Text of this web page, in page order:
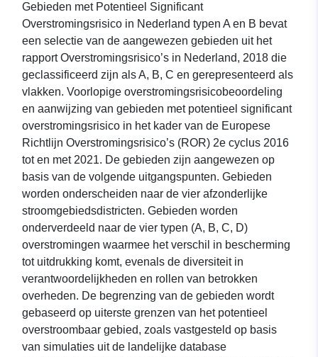
Gebieden met Potentieel Significant
Overstromingsrisico in Nederland typen A en B bevat
een selectie van de aangewezen gebieden uit het
rapport Overstromingsrisico’s in Nederland, 2018 die
geclassificeerd zijn als A, B, C en gerepresenteerd als
vlakken. Voorlopige overstromingsrisicobeoordeling
en aanwijzing van gebieden met potentieel significant
overstromingsrisico in het kader van de Europese
Richtlijn Overstromingsrisico’s (ROR) 2e cyclus 2016
tot en met 2021. De gebieden zijn aangewezen op
basis van de volgende uitgangspunten. Gebieden
worden onderscheiden naar de vier afzonderlijke
stroomgebiedsdistricten. Gebieden worden
onderverdeeld naar de vier typen (A, B, C, D)
overstromingen waarmee het verschil in bescherming
tot uitdrukking komt, evenals de diversiteit in
verantwoordelijkheden en rollen van betrokken
overheden. De begrenzing van de gebieden wordt
gebaseerd op uiterste grenzen van het potentieel
overstroombaar gebied, zoals vastgesteld op basis
van simulaties uit de landelijke database